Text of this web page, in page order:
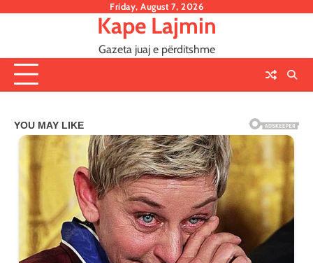
Friday, August 7, 2026
Kape Lajmin
Gazeta juaj e përditshme